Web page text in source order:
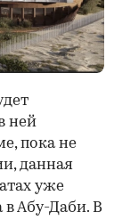
ней
пока не
данная
уже
в Абу-Даби. В